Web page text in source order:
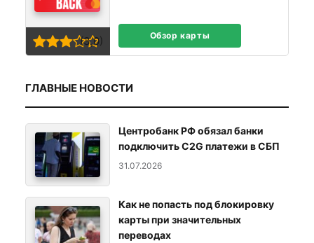
(3,0) Обзор карты
ГЛАВНЫЕ НОВОСТИ
Центробанк РФ обязал банки
подключить C2G платежи в СБП
31.07.2026
Как не попасть под блокировку
карты при значительных
переводах